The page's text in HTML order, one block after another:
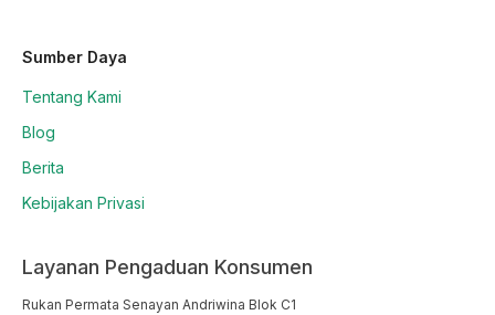
Sumber Daya
Tentang Kami
Blog
Berita
Kebijakan Privasi
Layanan Pengaduan Konsumen
Rukan Permata Senayan Andriwina Blok C1